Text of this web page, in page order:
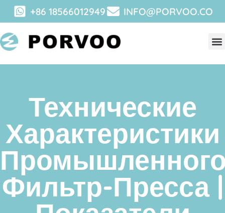
+86 18566012949 INFO@PORVOO.CO
Технические
Характеристики
Фильтр-Пресса |